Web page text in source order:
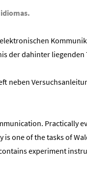
der dahinter
neben
Practically
one of the tasks of
experiment